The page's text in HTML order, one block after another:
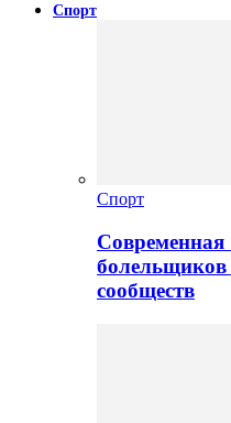
Спорт
Спорт
болельщиков
сообществ